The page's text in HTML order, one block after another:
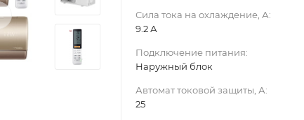
Сила тока на охлаждение, А:
9.2 А
Подключение питания:
Наружный блок
Автомат токовой защиты, А:
25